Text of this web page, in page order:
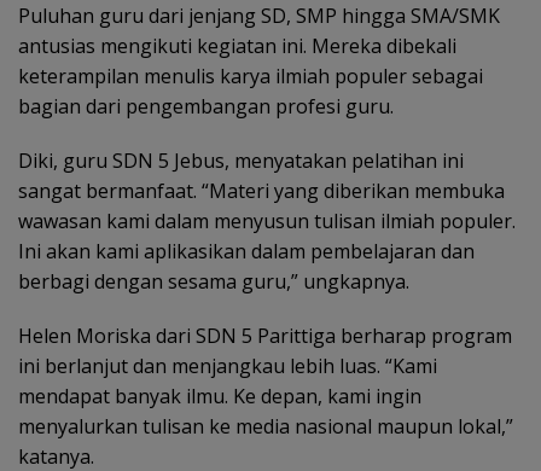
Puluhan guru dari jenjang SD, SMP hingga SMA/SMK
antusias mengikuti kegiatan ini. Mereka dibekali
keterampilan menulis karya ilmiah populer sebagai
bagian dari pengembangan profesi guru.
Diki, guru SDN 5 Jebus, menyatakan pelatihan ini
sangat bermanfaat. “Materi yang diberikan membuka
wawasan kami dalam menyusun tulisan ilmiah populer.
Ini akan kami aplikasikan dalam pembelajaran dan
berbagi dengan sesama guru,” ungkapnya.
Helen Moriska dari SDN 5 Parittiga berharap program
ini berlanjut dan menjangkau lebih luas. “Kami
mendapat banyak ilmu. Ke depan, kami ingin
menyalurkan tulisan ke media nasional maupun lokal,”
katanya.